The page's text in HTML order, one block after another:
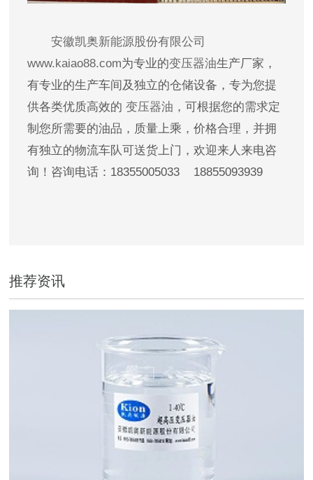
安徽凯奥新能源股份有限公司
www.kaiao88.com为专业的变压器油生产厂家，
有专业的生产车间及独立的仓储设备，专为您提
供各类优质高效的 变压器油 ，可根据您的需求定
制您所需要的油品，质量上乘，价格合理，并拥
有独立的物流车队可送货上门，欢迎来人来电咨
询！咨询电话：18355005033 18855093939
推荐资讯